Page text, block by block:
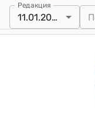
Редакция
11.01.2008